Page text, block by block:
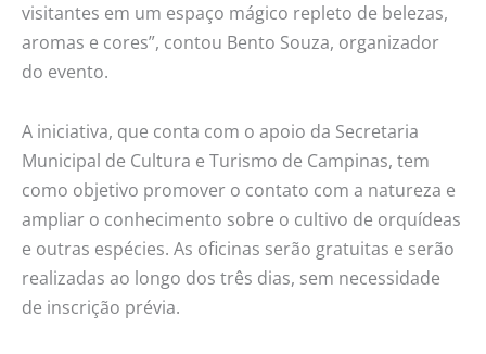
visitantes em um espaço mágico repleto de belezas,
aromas e cores”, contou Bento Souza, organizador
do evento.
A iniciativa, que conta com o apoio da Secretaria
Municipal de Cultura e Turismo de Campinas, tem
como objetivo promover o contato com a natureza e
ampliar o conhecimento sobre o cultivo de orquídeas
e outras espécies. As oficinas serão gratuitas e serão
realizadas ao longo dos três dias, sem necessidade
de inscrição prévia.